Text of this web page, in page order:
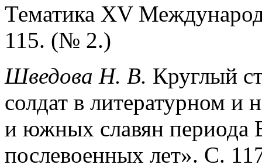
Тематика ХV
115. (№ 2.)
Шведова Н. В. Круглый
солдат в литературном и
и южных славян
послевоенных лет». С.